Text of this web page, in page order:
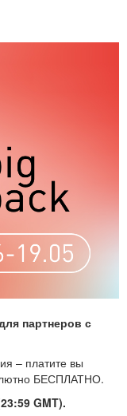
партнеров с
– платите вы
БЕСПЛАТНО.
GMT).